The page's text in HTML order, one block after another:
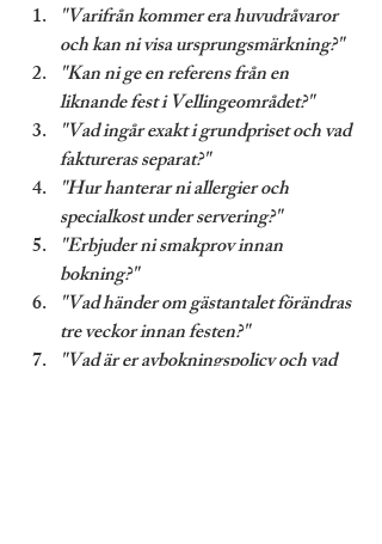
"Varifrån kommer era huvudråvaror
och kan ni visa ursprungsmärkning?"
"Kan ni ge en referens från en
liknande fest i Vellingeområdet?"
"Vad ingår exakt i grundpriset och vad
faktureras separat?"
"Hur hanterar ni allergier och
specialkost under servering?"
"Erbjuder ni smakprov innan
bokning?"
"Vad händer om gästantalet förändras
tre veckor innan festen?"
"Vad är er avbokningspolicy och vad